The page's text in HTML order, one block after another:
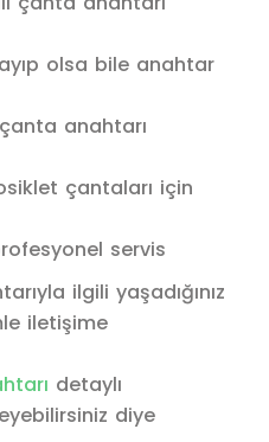
olsa bile anahtar
çanta anahtarı
çantaları için
servis
ilgili yaşadığınız
iletişime
detaylı
diye